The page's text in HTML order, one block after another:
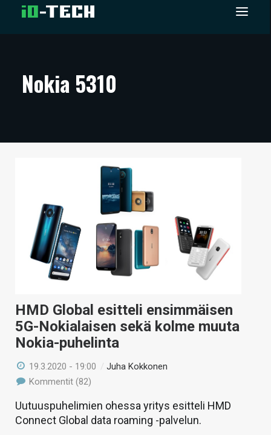
ARTIKKELIT
TECHBBS
KAUPPA
VAIHDA TEEMA
HAKU
Nokia 5310
HMD Global esitteli ensimmäisen
5G-Nokialaisen sekä kolme muuta
Nokia-puhelinta
19.3.2020 - 19:00 /Juha Kokkonen
Kommentit (82)
Uutuuspuhelimien ohessa yritys esitteli HMD
Connect Global data roaming -palvelun.